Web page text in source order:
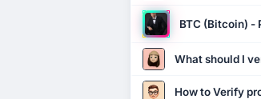
BTC (Bitcoin) -
What should I
How to Verify